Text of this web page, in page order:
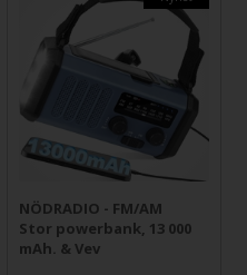
NÖDRADIO - FM/AM
Stor powerbank, 13 000
mAh. & Vev